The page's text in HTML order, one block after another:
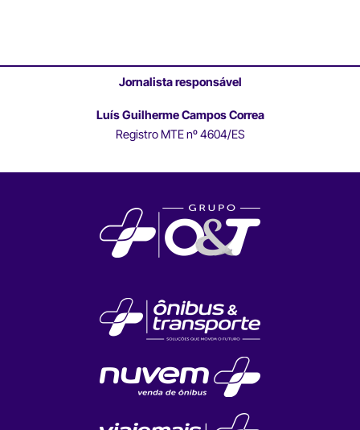
Jornalista responsável
Luís Guilherme Campos Correa
Registro MTE nº 4604/ES